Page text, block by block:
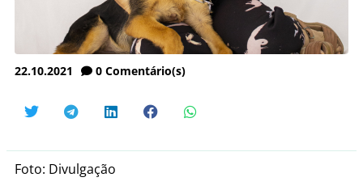
22.10.2021 0 Comentário(s)
Foto: Divulgação